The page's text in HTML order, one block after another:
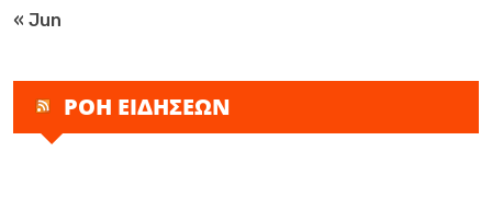
« Jun
ΡΟΗ ΕΙΔΗΣΕΩΝ